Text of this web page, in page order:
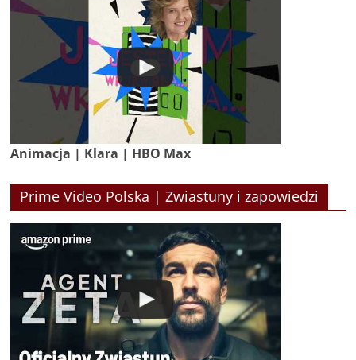
Animacja | Klara | HBO Max
Prime Video Polska | Zwiastuny i zapowiedzi